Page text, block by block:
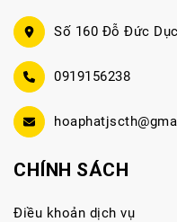
Số 160 Đỗ Đức
0919156238
CHÍNH SÁCH
Điều khoản dịch vụ